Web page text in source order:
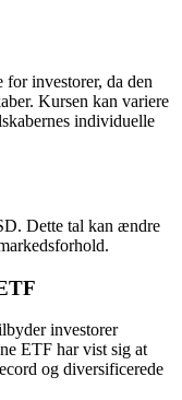
for investorer, da den
Kursen kan variere
individuelle
Dette tal kan ændre
investorer
ETF har vist sig at
og diversificerede